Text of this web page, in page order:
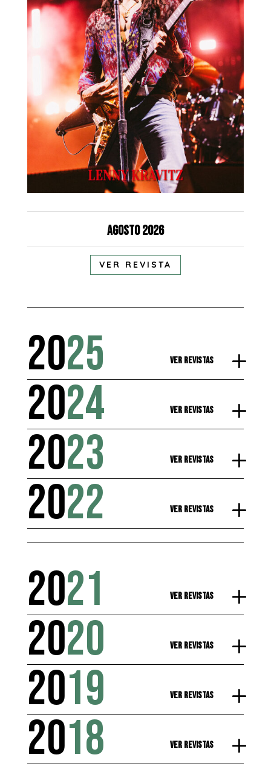
Agosto 2026
VER REVISTA
2025 Ver Revistas
2024 Ver Revistas
2023 Ver Revistas
2022 Ver Revistas
2021 Ver Revistas
2020 Ver Revistas
2019 Ver Revistas
2018 Ver Revistas